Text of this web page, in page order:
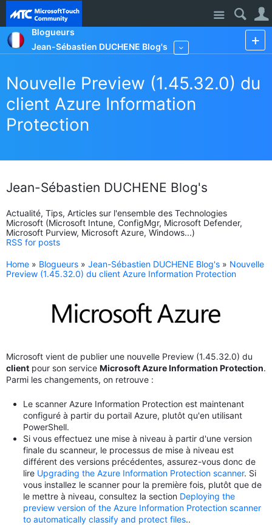
Site
Blogueurs
Jean-Sébastien DUCHENE Blog's
Nouvelle Preview (1.45.32.0) du
client Azure Information
Protection
Jean-Sébastien DUCHENE Blog's
Actualité, Tips, Articles sur l'ensemble des Technologies
Microsoft (Microsoft Intune, ConfigMgr, Microsoft Defender,
Microsoft Purview, Microsoft Azure, Windows...)
RSS for posts
Home » Blogueurs » Jean-Sébastien DUCHENE Blog's » Nouvelle
Preview (1.45.32.0) du client Azure Information Protection
Microsoft vient de publier une nouvelle Preview (1.45.32.0) du
client pour son service Microsoft Azure Information Protection.
Parmi les changements, on retrouve :
Le scanner Azure Information Protection est maintenant
configuré à partir du portail Azure, plutôt qu'en utilisant
PowerShell.
Si vous effectuez une mise à niveau à partir d'une version
finale du scanneur, le processus de mise à niveau est
différent des versions précédentes, assurez-vous donc de
lire Upgrading the Azure Information Protection scanner. Si
vous installez le scanner pour la première fois, plutôt que de
le mettre à niveau, consultez la section Deploying the
preview version of the Azure Information Protection scanner
to automatically classify and protect files..